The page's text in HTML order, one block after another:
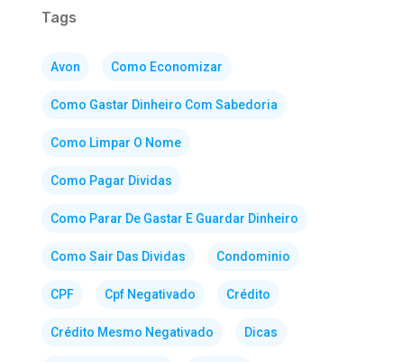
Tags
Avon Como Economizar
Como Gastar Dinheiro Com Sabedoria
Como Limpar O Nome
Como Pagar Dividas
Como Parar De Gastar E Guardar Dinheiro
Como Sair Das Dividas Condominio
CPF Cpf Negativado Crédito
Crédito Mesmo Negativado Dicas